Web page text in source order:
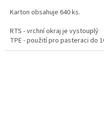
Karton obsahuje 640 ks.
RTS - vrchní okraj je vystouplý
TPE - použití pro pasteraci do
Není vhodné pro tuky a oleje.